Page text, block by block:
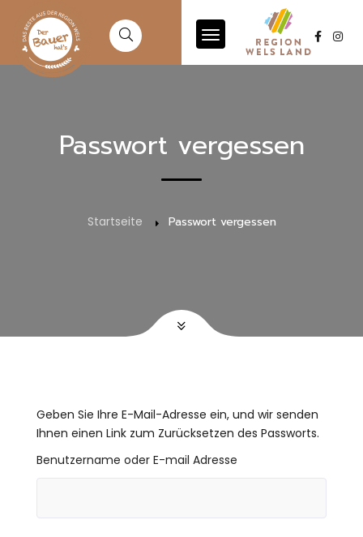
Passwort vergessen
Startseite Passwort vergessen
Geben Sie Ihre E-Mail-Adresse ein, und wir senden
Ihnen einen Link zum Zurücksetzen des Passworts.
Benutzername oder E-mail Adresse